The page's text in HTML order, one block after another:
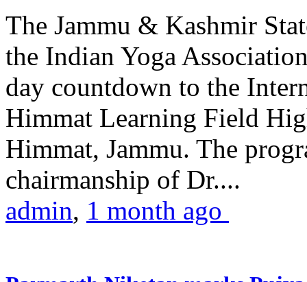
The Jammu & Kashmir
the Indian Yoga
day countdown to the
Himmat Learning Field
Himmat, Jammu. The
chairmanship of Dr....
admin, 1 month ago